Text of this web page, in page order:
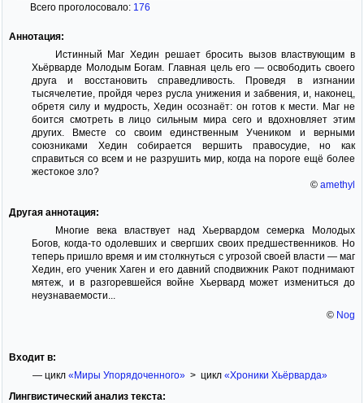
Всего проголосовало: 176
Аннотация:
Истинный Маг Хедин решает бросить вызов властвующим в
Хьёрварде Молодым Богам. Главная цель его — освободить своего
друга и восстановить справедливость. Проведя в изгнании
тысячелетие, пройдя через русла унижения и забвения, и, наконец,
обретя силу и мудрость, Хедин осознаёт: он готов к мести. Маг не
боится смотреть в лицо сильным мира сего и вдохновляет этим
других. Вместе со своим единственным Учеником и верными
союзниками Хедин собирается вершить правосудие, но как
справиться со всем и не разрушить мир, когда на пороге ещё более
жестокое зло?
© amethyl
Другая аннотация:
Многие века властвует над Хьервардом семерка Молодых
Богов, когда-то одолевших и свергших своих предшественников. Но
теперь пришло время и им столкнуться с угрозой своей власти — маг
Хедин, его ученик Хаген и его давний сподвижник Ракот поднимают
мятеж, и в разгоревшейся войне Хьервард может измениться до
неузнаваемости...
© Nog
Входит в:
— цикл «Миры Упорядоченного»> цикл «Хроники Хьёрварда»
Лингвистический анализ текста: